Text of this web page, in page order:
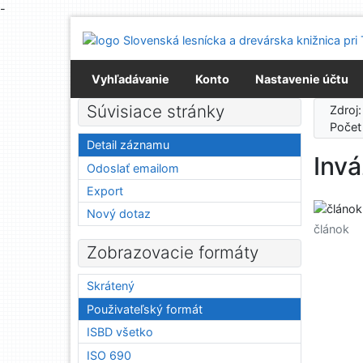
-
Prejsť na menu
Prehlásenie o webovej prístupnosti
Vyhľadávanie
Konto Nastavenie účtu
článok
Súvisiace stránky
Detail záznamu
Odoslať emailom
Export
Nový dotaz
Zobrazovacie formáty
Skrátený
Použivateľský formát
ISBD všetko
ISO 690